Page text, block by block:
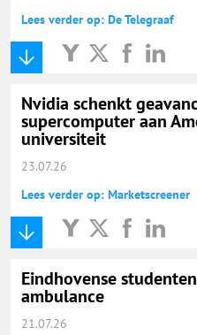
Lees verder op: De Telegraaf
Nvidia schenkt
supercomputer aan
universiteit
23.07.26
Lees verder op: Marketscreener
Eindhovense
ambulance
21.07.26